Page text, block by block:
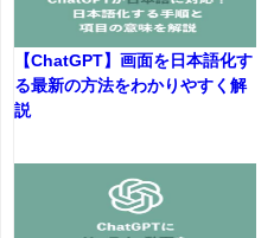
【ChatGPT】画面を日本語化す
る最新の方法をわかりやすく解
説